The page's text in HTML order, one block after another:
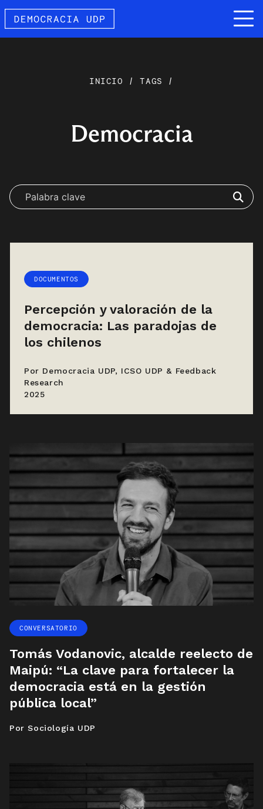
INICIO /TAGS /
Democracia
DOCUMENTOS
Percepción y valoración de la
democracia: Las paradojas de
los chilenos
Por Democracia UDP, ICSO UDP & Feedback
Research
2025
CONVERSATORIO
Tomás Vodanovic, alcalde reelecto de
Maipú: “La clave para fortalecer la
democracia está en la gestión
pública local”
Por Sociología UDP